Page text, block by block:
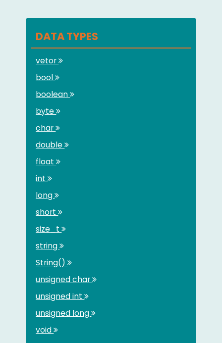
DATA TYPES
vetor
bool
boolean
byte
char
double
float
int
long
short
size_t
string
String()
unsigned char
unsigned int
unsigned long
void